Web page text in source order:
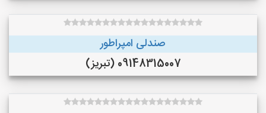
صندلی امپراطور
09148315007 (تبریز)